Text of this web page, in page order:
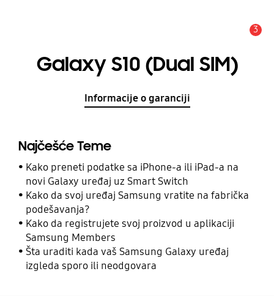
3
Galaxy S10 (Dual SIM)
Informacije o garanciji
Najčešće Teme
Kako preneti podatke sa iPhone-a ili iPad-a na
novi Galaxy uređaj uz Smart Switch
Kako da svoj uređaj Samsung vratite na fabrička
podešavanja?
Kako da registrujete svoj proizvod u aplikaciji
Samsung Members
Šta uraditi kada vaš Samsung Galaxy uređaj
izgleda sporo ili neodgovara